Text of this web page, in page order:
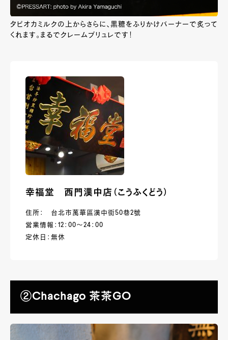
タピオカミルクの上からさらに、黒糖をふりかけバーナーで炙って
くれます。まるでクレームブリュレです！
幸福堂 西門漢中店（こうふくどう）
住所： 台北市萬華區漢中街50巷2號
営業情報：12：00～24：00
定休日：無休
②Chachago 茶茶GO